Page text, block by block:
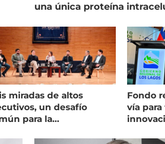
una única proteína
miradas de altos
un desafío
para la
Fondo
vía